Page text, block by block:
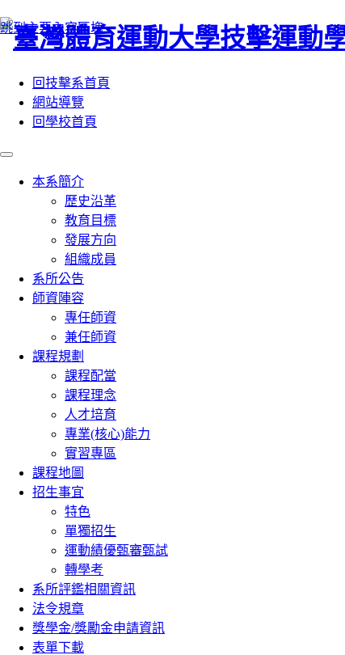
跳到主要內容區塊
:::
回技擊系首頁
網站導覽
回學校首頁
本系簡介
歷史沿革
教育目標
發展方向
組織成員
系所公告
師資陣容
專任師資
兼任師資
課程規劃
課程配當
課程理念
人才培育
專業(核心)能力
實習專區
課程地圖
招生事宜
特色
單獨招生
運動績優甄審甄試
轉學考
系所評鑑相關資訊
法令規章
獎學金/獎勵金申請資訊
表單下載